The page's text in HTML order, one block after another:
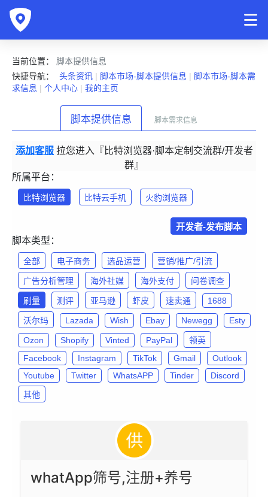
当前位置：
脚本提供信息
快捷导航：
头条资讯 | 脚本市场-脚本提供信息 | 脚本市场-脚本需
求信息 | 个人中心 | 我的主页
脚本提供信息 脚本需求信息
添加客服 拉您进入『比特浏览器·脚本定制交流群/开发者
群』
所属平台：
比特浏览器 比特云手机 火豹浏览器
开发者-发布脚本
脚本类型：
全部 电子商务 选品运营 营销/推广/引流
广告分析管理 海外社媒 海外支付 问卷调查
刷量 测评 亚马逊 虾皮 速卖通 1688
沃尔玛 Lazada Wish Ebay Newegg Esty
Ozon Shopify Vinted PayPal
领英
Facebook
Instagram TikTok Gmail
Outlook
Youtube
Twitter WhatsAPP Tinder
Discord
其他
whatApp筛号,注册+养号